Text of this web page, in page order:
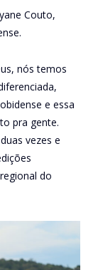
Couto,
nós temos
e essa
pra gente.
vezes e
do